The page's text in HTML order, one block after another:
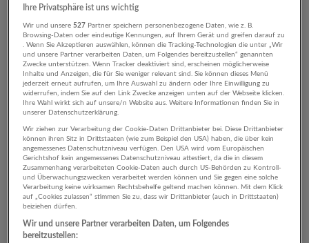
Umkreis
1 Tourismus, Hotel,
Energieversorgung
Ihre Privatsphäre ist uns wichtig
Wir und unsere 527 Partner speichern personenbezogene Daten, wie z. B.
Browsing-Daten oder eindeutige Kennungen, auf Ihrem Gerät und greifen darauf zu
. Wenn Sie Akzeptieren auswählen, können die Tracking-Technologien die unter „Wir
und unsere Partner verarbeiten Daten, um Folgendes bereitzustellen“ genannten
Zwecke unterstützen. Wenn Tracker deaktiviert sind, erscheinen möglicherweise
Inhalte und Anzeigen, die für Sie weniger relevant sind. Sie können dieses Menü
jederzeit erneut aufrufen, um Ihre Auswahl zu ändern oder Ihre Einwilligung zu
widerrufen, indem Sie auf den Link Zwecke anzeigen unten auf der Webseite klicken.
Ihre Wahl wirkt sich auf unsere/n Website aus. Weitere Informationen finden Sie in
unserer Datenschutzerklärung.
Wir ziehen zur Verarbeitung der Cookie-Daten Drittanbieter bei. Diese Drittanbieter
können ihren Sitz in Drittstaaten (wie zum Beispiel den USA) haben, die über kein
angemessenes Datenschutzniveau verfügen. Den USA wird vom Europäischen
Gerichtshof kein angemessenes Datenschutzniveau attestiert, da die in diesem
Zusammenhang verarbeiteten Cookie-Daten auch durch US-Behörden zu Kontroll-
und Überwachungszwecken verarbeitet werden können und Sie gegen eine solche
Verarbeitung keine wirksamen Rechtsbehelfe geltend machen können. Mit dem Klick
auf „Cookies zulassen“ stimmen Sie zu, dass wir Drittanbieter (auch in Drittstaaten)
beiziehen dürfen.
Wir und unsere Partner verarbeiten Daten, um Folgendes
bereitzustellen: